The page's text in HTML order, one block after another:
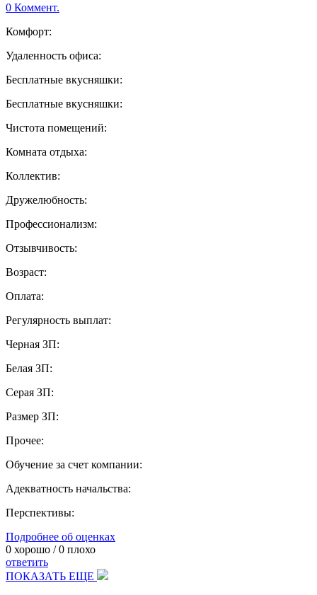
0 Коммент.
Комфорт:
Удаленность офиса:
Бесплатные вкусняшки:
Бесплатные вкусняшки:
Чистота помещений:
Комната отдыха:
Коллектив:
Дружелюбность:
Профессионализм:
Отзывчивость:
Возраст:
Оплата:
Регулярность выплат:
Черная ЗП:
Белая ЗП:
Серая ЗП:
Размер ЗП:
Прочее:
Обучение за счет компании:
Адекватность начальства:
Перспективы:
Подробнее об оценках
0 хорошо /0 плохо
ответить
ПОКАЗАТЬ ЕЩЕ